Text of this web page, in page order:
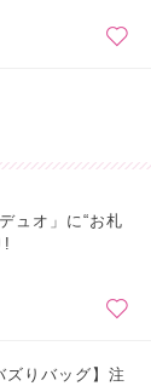
ュオ」に“お札
!
りバッグ】注